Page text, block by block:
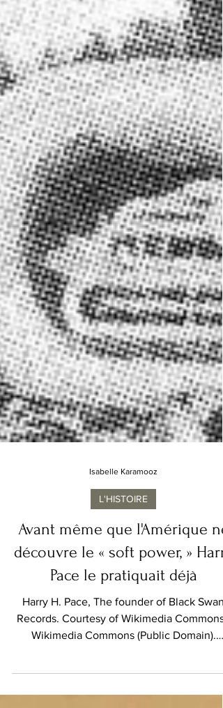
Isabelle Karamooz
L'HISTOIRE
Avant même que l'Amérique ne
découvre le « soft power, » Harry
Pace le pratiquait déjà
Harry H. Pace, The founder of Black Swan
Wikimedia Commons (Public Domain).